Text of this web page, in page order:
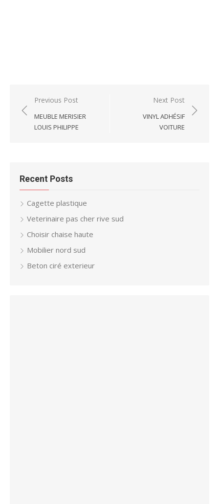
Post
navigation
Previous Post
MEUBLE MERISIER
LOUIS PHILIPPE
Next Post
VINYL ADHÉSIF
VOITURE
Recent Posts
Cagette plastique
Veterinaire pas cher rive sud
Choisir chaise haute
Mobilier nord sud
Beton ciré exterieur